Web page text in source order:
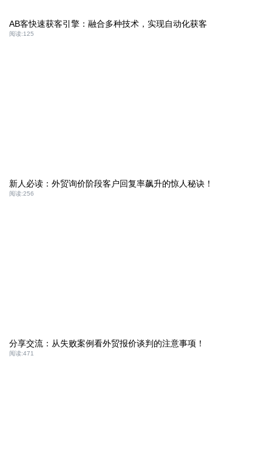
AB客快速获客引擎：融合多种技术，实现自动化获客
阅读:125
新人必读：外贸询价阶段客户回复率飙升的惊人秘诀！
阅读:256
分享交流：从失败案例看外贸报价谈判的注意事项！
阅读:471